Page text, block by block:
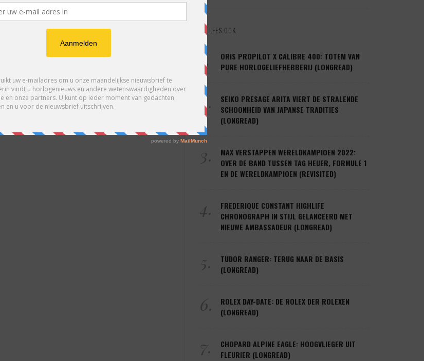
LEES OOK
1.
ORIS PROPILOT X CALIBRE 400: TOTEM VAN
PURE HORLOGELIEFHEBBERIJ (LONGREAD)
2.
SEIKO PRESAGE ARITA VIERT DE STRALENDE
SCHOONHEID VAN JAPANSE TRADITIES
(LONGREAD)
3.
MAX VERSTAPPEN WERELDKAMPIOEN 2022:
OVER DE BAND TUSSEN TAG HEUER, FORMULE 1
EN DE WERELDKAMPIOEN (REVISITED)
4.
FREDERIQUE CONSTANT HIGHLIFE
CHRONOGRAPH IN STIJL GELANCEERD MET
NIEUWE AMBASSADEUR (LONGREAD)
5.
TUDOR RANGER: TERUG NAAR DE BASIS
(LONGREAD)
6.
ROLEX DAY-DATE: DE ROLEX DER ROLEXEN
(LONGREAD)
7.
CHOPARD ALPINE EAGLE: HOOGVLIEGER UIT
FLEURIER (LONGREAD)